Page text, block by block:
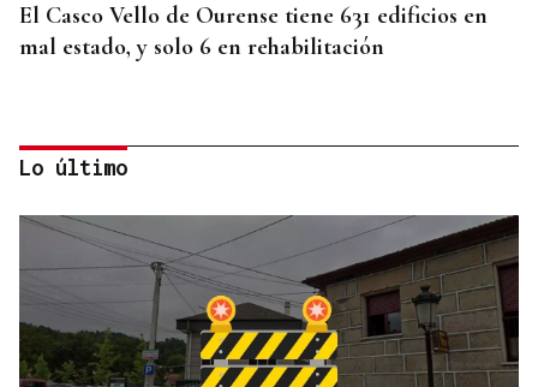
El Casco Vello de Ourense tiene 631 edificios en
mal estado, y solo 6 en rehabilitación
Lo último